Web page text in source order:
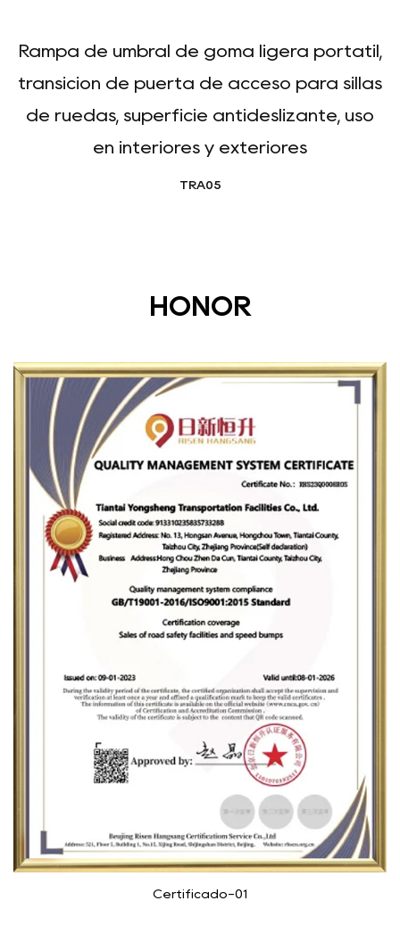
Rampa de umbral de goma ligera portátil,
transición de puerta de acceso para sillas
de ruedas, superficie antideslizante, uso
en interiores y exteriores
TRA05
HONOR
Certificado-01